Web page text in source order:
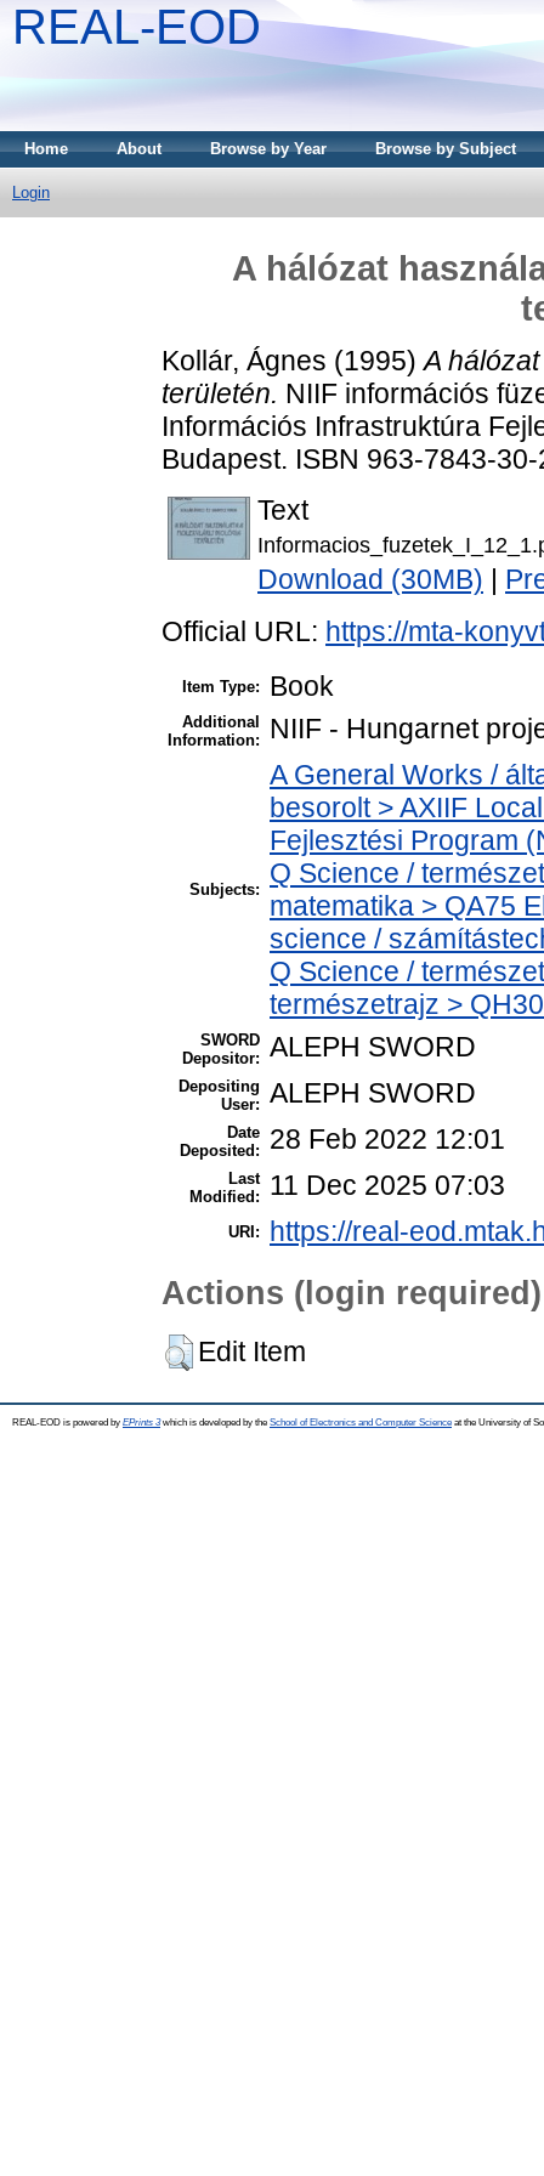
REAL-EOD
Home About Browse by Year Browse by Subject
Login
A hálózat
Kollár, Ágnes (1995)A
területén. NIIF információs
Információs Infrastruktúra
Budapest. ISBN 963-7843-30-
Text
Download (30MB)
Official URL: https://mta-
Item Type: Book
Additional
Information:
NIIF - Hungarnet
Subjects:
A General Works /
besorolt > AXIIF
Fejlesztési Program
Q Science /
matematika > QA75
science /
Q Science /
természetrajz >
SWORD
Depositor: ALEPH SWORD
Depositing
User: ALEPH SWORD
Date
Deposited:
28 Feb 2022 12:01
Last
Modified:
11 Dec 2025 07:03
URI: https://real-
Actions (login required)
Edit Item
REAL-EOD is powered by EPrints 3which is developed by the School of Electronics and Computer Science at the University of